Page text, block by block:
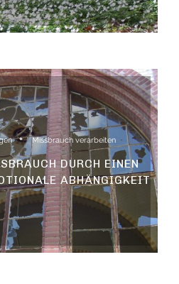
Missbrauch verarbeiten
DURCH EINEN
ABHÄNGIGKEIT